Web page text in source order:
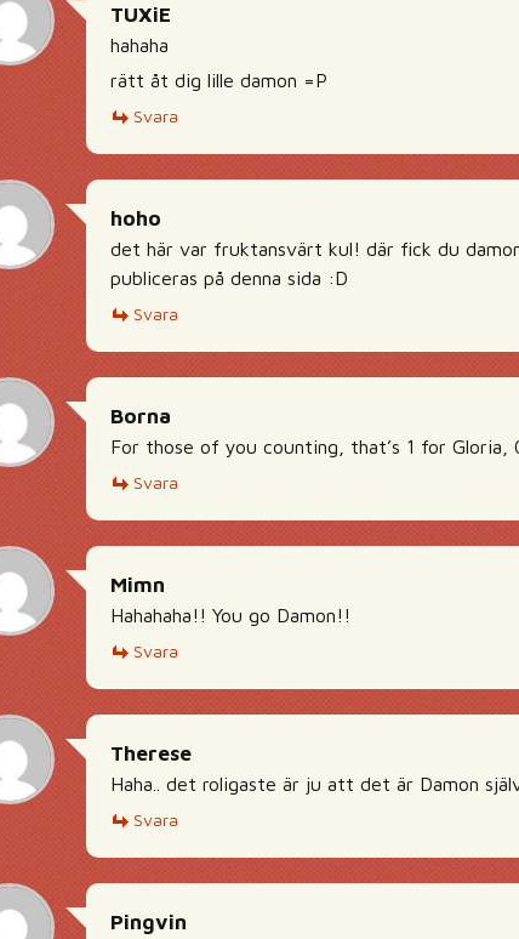
TUXiE
hahaha
rätt åt dig lille damon =P
Svara
hoho
det här var fruktansvärt kul! där fick du
publiceras på denna sida :D
Svara
Borna
For those of you counting, that’s 1 for Gloria,
Svara
Mimn
Hahahaha!! You go Damon!!
Svara
Therese
Haha.. det roligaste är ju att det är Damon
Svara
Pingvin